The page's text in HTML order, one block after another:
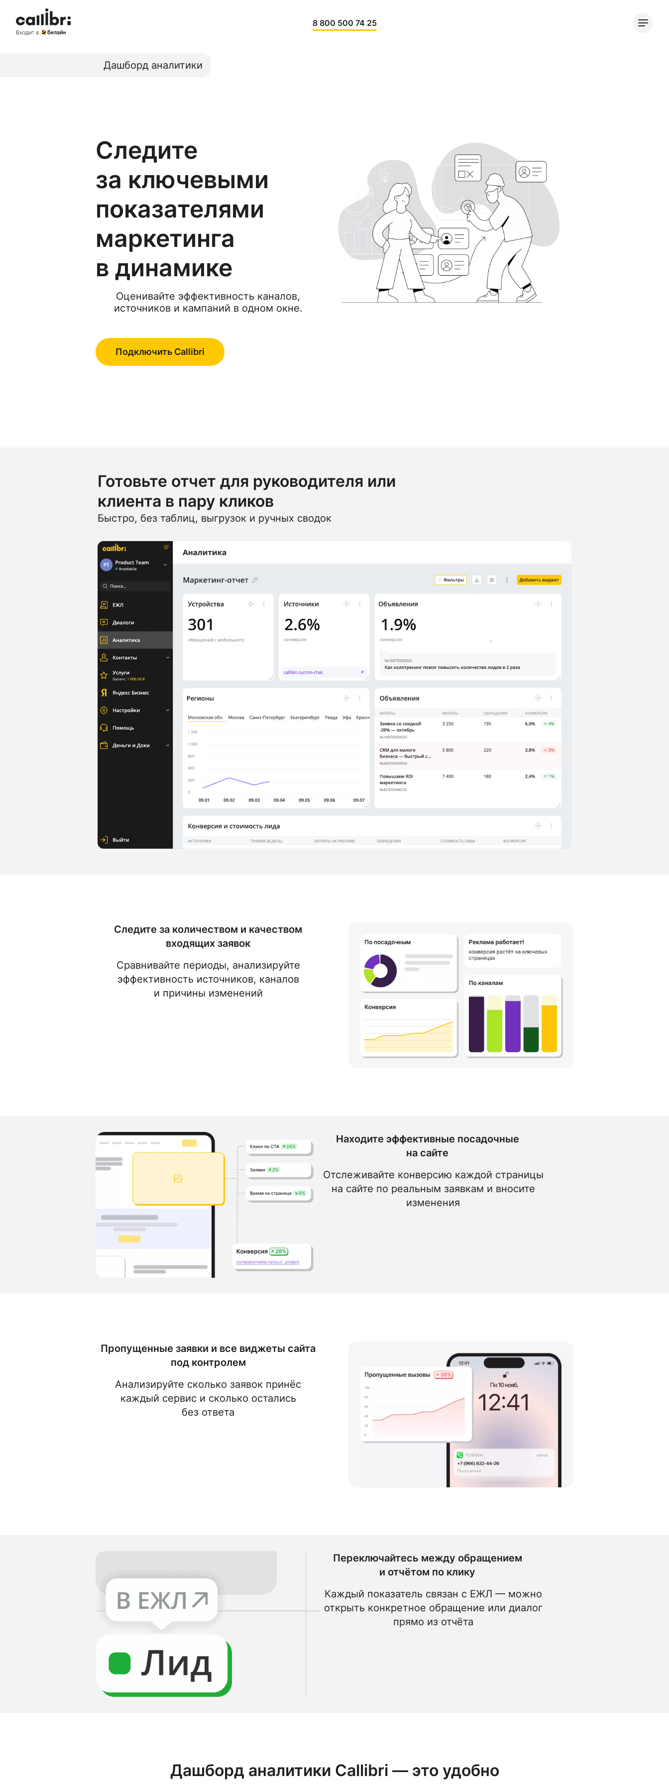
8 800 500 74 25
Дашборд аналитики
Следите
за ключевыми
показателями
маркетинга
в динамике
Оценивайте эффективность каналов,
источников и кампаний в одном окне.
Подключить Callibri
Готовьте отчет для руководителя или
клиента в пару кликов
Быстро, без таблиц, выгрузок и ручных сводок
Следите за количеством и качеством
входящих заявок
Сравнивайте периоды, анализируйте
эффективность источников, каналов
и причины изменений
Находите эффективные посадочные
на сайте
Отслеживайте конверсию каждой страницы
на сайте по реальным заявкам и вносите
изменения
Пропущенные заявки и все виджеты сайта
под контролем
Анализируйте сколько заявок принёс
каждый сервис и сколько остались
без ответа
Переключайтесь между обращением
и отчётом по клику
Каждый показатель связан с ЕЖЛ — можно
открыть конкретное обращение или диалог
прямо из отчёта
Дашборд аналитики Callibri — это удобно